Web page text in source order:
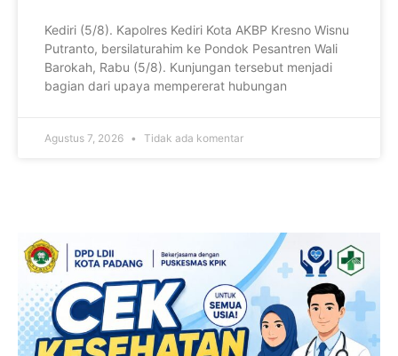
Kediri (5/8). Kapolres Kediri Kota AKBP Kresno Wisnu
Putranto, bersilaturahim ke Pondok Pesantren Wali
Barokah, Rabu (5/8). Kunjungan tersebut menjadi
bagian dari upaya mempererat hubungan
Agustus 7, 2026 Tidak ada komentar